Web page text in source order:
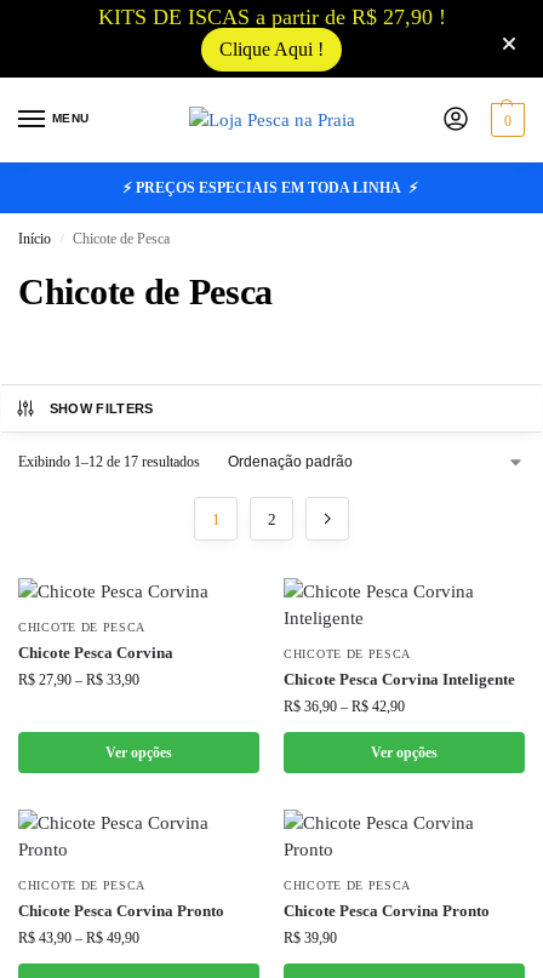
KITS DE ISCAS a partir de R$ 27,90 !
Clique Aqui !
MENU 0
⚡ PREÇOS ESPECIAIS EM TODA LINHA ⚡
Início / Chicote de Pesca
Chicote de Pesca
SHOW FILTERS
Exibindo 1–12 de 17 resultados
1 2
CHICOTE DE PESCA
Chicote Pesca Corvina
R$ 27,90 – R$ 33,90
Ver opções
CHICOTE DE PESCA
Chicote Pesca Corvina Inteligente
R$ 36,90 – R$ 42,90
Ver opções
CHICOTE DE PESCA
Chicote Pesca Corvina Pronto
R$ 43,90 – R$ 49,90
CHICOTE DE PESCA
Chicote Pesca Corvina Pronto
R$ 39,90